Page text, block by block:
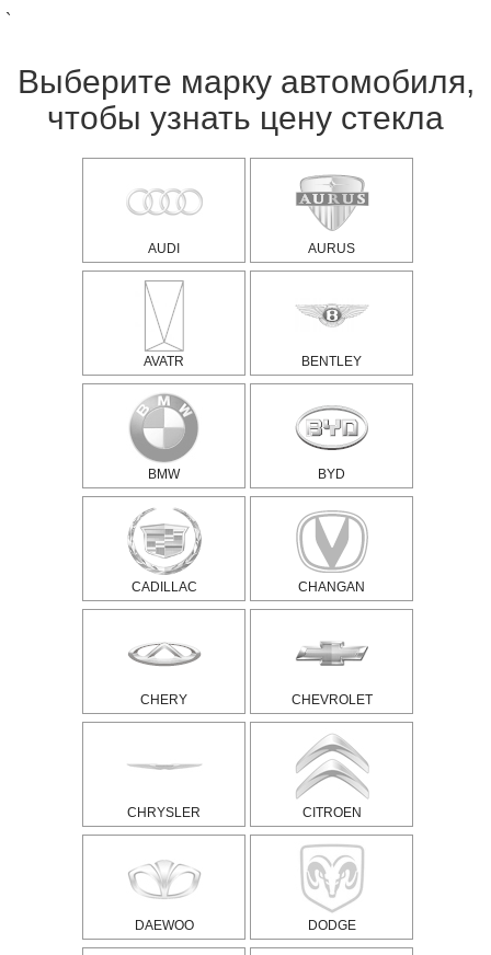
`
Выберите марку автомобиля,
чтобы узнать цену стекла
AUDI AURUS
AVATR BENTLEY
BMW BYD
CADILLAC CHANGAN
CHERY CHEVROLET
CHRYSLER CITROEN
DAEWOO DODGE